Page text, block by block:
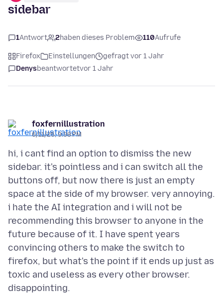
sidebar
1Antwort 2haben dieses Problem 110Aufrufe
Firefox Einstellungen
gefragt vor 1 Jahr
Denysbeantwortetvor 1 Jahr
foxfernillustration
6/11/25, 9:38 PM
hi, i cant find an option to dismiss the new
sidebar. it's pointless and i can switch all the
buttons off, but now there is just an empty
space at the side of my browser. very annoying.
i hate the AI integration and i will not be
recommending this browser to anyone in the
future because of it. I have spent years
convincing others to make the switch to
firefox, but what's the point if it ends up just as
toxic and useless as every other browser.